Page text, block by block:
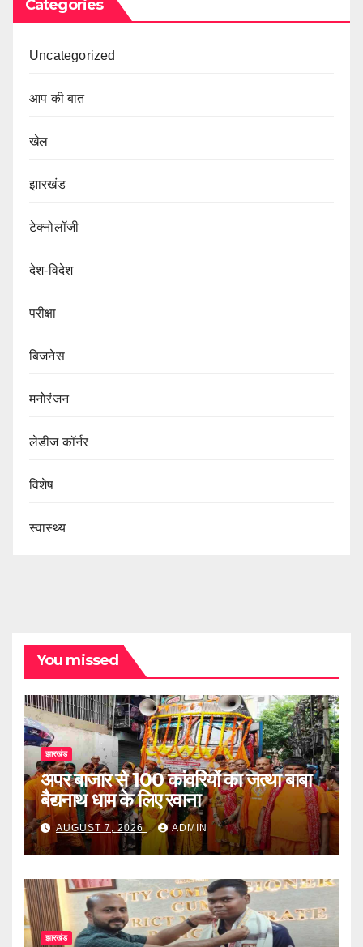
Categories
Uncategorized
आप की बात
खेल
झारखंड
टेक्नोलॉजी
देश-विदेश
परीक्षा
बिजनेस
मनोरंजन
लेडीज कॉर्नर
विशेष
स्वास्थ्य
You missed
झारखंड
अपर बाजार से 100 कांवरियों का जत्था बाबा
बैद्यनाथ धाम के लिए रवाना
AUGUST 7, 2026 ADMIN
झारखंड